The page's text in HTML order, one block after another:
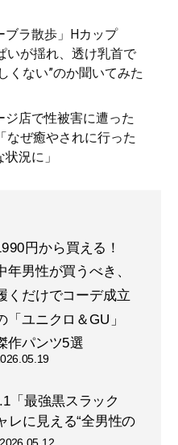
ラ散歩」Hカップ
いが揺れ、透け乳首で
くない”のか聞いてみた
店で性被害に遭った
なぜ癒やされに行った
況に」
円から買える！
年男性が買うべき、
くだけでコーデ成立
「ユニクロ＆GU」
作パンツ5選
「最強黒スラック
レに見える“全男性の